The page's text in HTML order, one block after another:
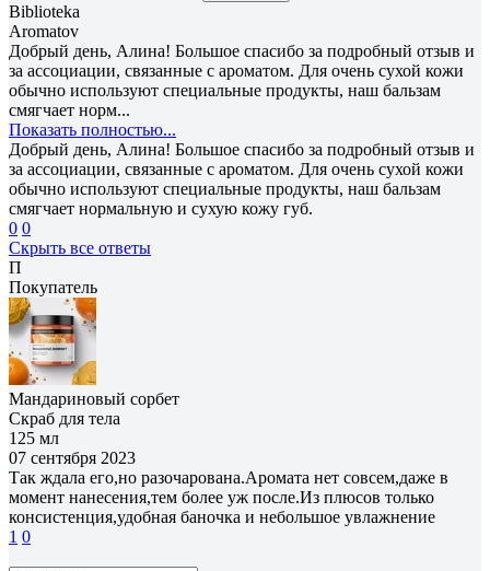
Biblioteka
Aromatov
Добрый день, Алина! Большое спасибо за подробный отзыв и
за ассоциации, связанные с ароматом. Для очень сухой кожи
обычно используют специальные продукты, наш бальзам
смягчает норм...
Показать полностью...
Добрый день, Алина! Большое спасибо за подробный отзыв и
за ассоциации, связанные с ароматом. Для очень сухой кожи
обычно используют специальные продукты, наш бальзам
смягчает нормальную и сухую кожу губ.
0 0
Скрыть все ответы
П
Покупатель
Мандариновый сорбет
Скраб для тела
125 мл
07 сентября 2023
Так ждала его,но разочарована.Аромата нет совсем,даже в
момент нанесения,тем более уж после.Из плюсов только
консистенция,удобная баночка и небольшое увлажнение
1 0